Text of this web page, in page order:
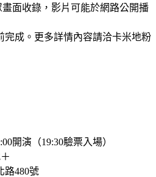
面收錄，影片可能於網路公開播
完成。更多詳情內容請洽卡米地粉
開演（19:30驗票入場）
路480號